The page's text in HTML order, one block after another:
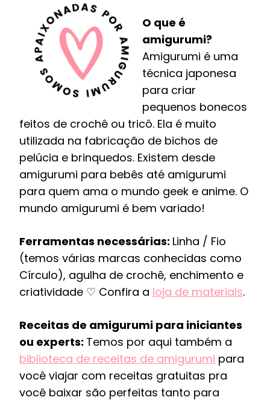
O que é
amigurumi?
Amigurumi é uma
técnica japonesa
para criar
pequenos bonecos
feitos de crochê ou tricô. Ela é muito
utilizada na fabricação de bichos de
pelúcia e brinquedos. Existem desde
amigurumi para bebês até amigurumi
para quem ama o mundo geek e anime. O
mundo amigurumi é bem variado!
Ferramentas necessárias: Linha / Fio
(temos várias marcas conhecidas como
Círculo), agulha de crochê, enchimento e
criatividade ♡ Confira a loja de materiais.
Receitas de amigurumi para iniciantes
ou experts: Temos por aqui também a
biblioteca de receitas de amigurumi para
você viajar com receitas gratuitas pra
você baixar são perfeitas tanto para